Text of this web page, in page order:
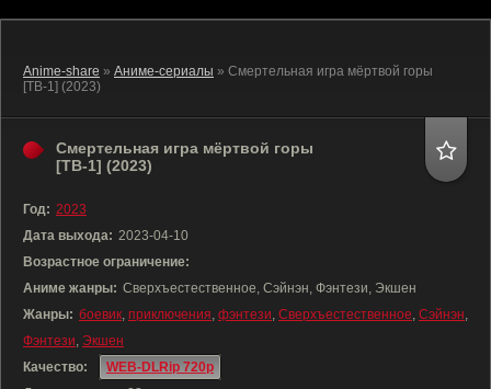
Anime-share » Аниме-сериалы » Смертельная игра мёртвой горы
[ТВ-1] (2023)
Смертельная игра мёртвой горы
[ТВ-1] (2023)
Год: 2023
Дата выхода: 2023-04-10
Возрастное ограничение:
Аниме жанры: Сверхъестественное, Сэйнэн, Фэнтези, Экшен
Жанры: боевик, приключения, фэнтези, Сверхъестественное, Сэйнэн,
Фэнтези, Экшен
Качество:
WEB-DLRip 720p